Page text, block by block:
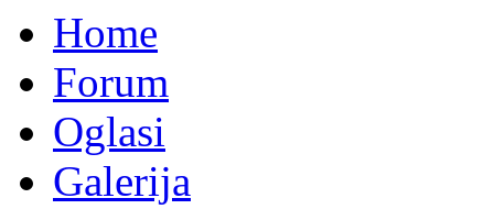
Home
Forum
Oglasi
Galerija